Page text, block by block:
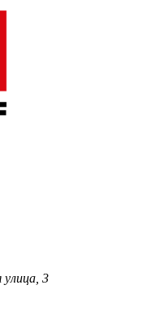
3